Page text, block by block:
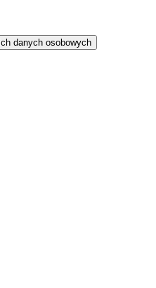
danych osobowych